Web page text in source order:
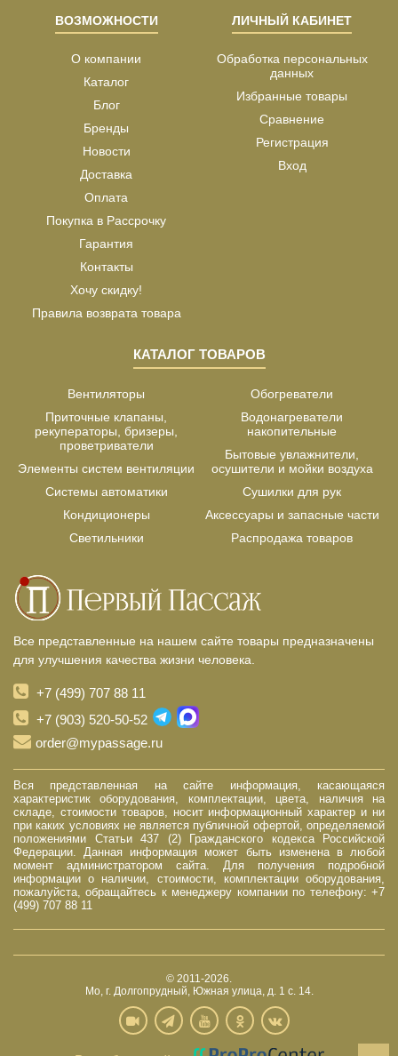
ВОЗМОЖНОСТИ
О компании
Каталог
Блог
Бренды
Новости
Доставка
Оплата
Покупка в Рассрочку
Гарантия
Контакты
Хочу скидку!
Правила возврата товара
ЛИЧНЫЙ КАБИНЕТ
Обработка персональных
данных
Избранные товары
Сравнение
Регистрация
Вход
КАТАЛОГ ТОВАРОВ
Вентиляторы
Приточные клапаны,
рекуператоры, бризеры,
проветриватели
Элементы систем вентиляции
Системы автоматики
Кондиционеры
Светильники
Обогреватели
Водонагреватели
накопительные
Бытовые увлажнители,
осушители и мойки воздуха
Сушилки для рук
Аксессуары и запасные части
Распродажа товаров
Все представленные на нашем сайте товары предназначены
для улучшения качества жизни человека.
+7 (499) 707 88 11
+7 (903) 520-50-52
order@mypassage.ru
Вся представленная на сайте информация, касающаяся
характеристик оборудования, комплектации, цвета, наличия на
складе, стоимости товаров, носит информационный характер и ни
при каких условиях не является публичной офертой, определяемой
положениями Статьи 437 (2) Гражданского кодекса Российской
Федерации. Данная информация может быть изменена в любой
момент администратором сайта. Для получения подробной
информации о наличии, стоимости, комплектации оборудования,
пожалуйста, обращайтесь к менеджеру компании по телефону: +7
(499) 707 88 11
© 2011-2026.
Мо, г. Долгопрудный, Южная улица, д. 1 с. 14.